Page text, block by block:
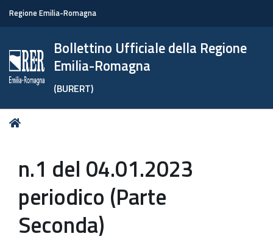
Regione Emilia-Romagna
Bollettino Ufficiale della Regione
Emilia-Romagna
(BURERT)
Tu
n.1 del 04.01.2023
periodico (Parte
Seconda)